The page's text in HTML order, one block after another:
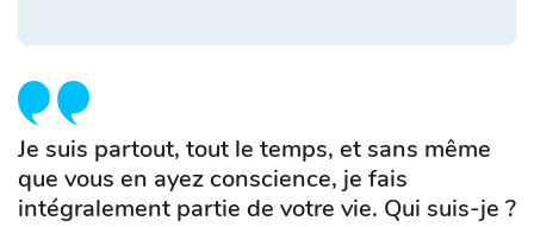
Je suis partout, tout le temps, et sans même
que vous en ayez conscience, je fais
intégralement partie de votre vie. Qui suis-je ?